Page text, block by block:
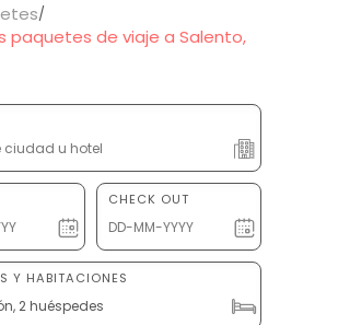
paquetes de viaje a Salento,
CHECK OUT
Y HABITACIONES
2 huéspedes